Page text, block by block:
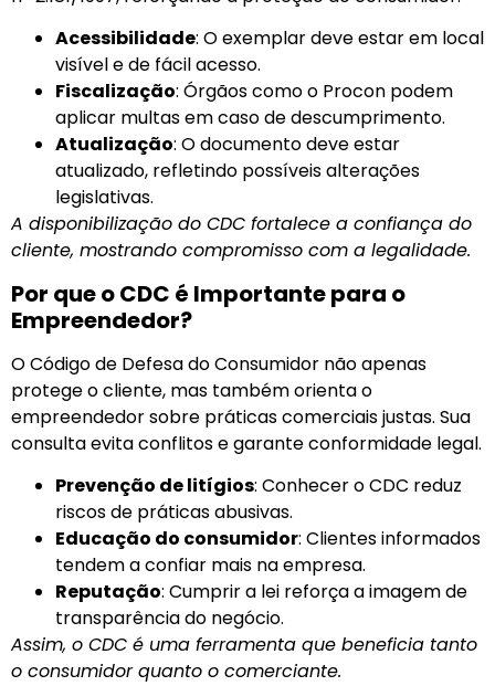
Acessibilidade: O exemplar deve estar em local
visível e de fácil acesso.
Fiscalização: Órgãos como o Procon podem
aplicar multas em caso de descumprimento.
Atualização: O documento deve estar
atualizado, refletindo possíveis alterações
legislativas.
A disponibilização do CDC fortalece a confiança do
cliente, mostrando compromisso com a legalidade.
Por que o CDC é Importante para o
Empreendedor?
O Código de Defesa do Consumidor não apenas
protege o cliente, mas também orienta o
empreendedor sobre práticas comerciais justas. Sua
consulta evita conflitos e garante conformidade legal.
Prevenção de litígios: Conhecer o CDC reduz
riscos de práticas abusivas.
Educação do consumidor: Clientes informados
tendem a confiar mais na empresa.
Reputação: Cumprir a lei reforça a imagem de
transparência do negócio.
Assim, o CDC é uma ferramenta que beneficia tanto
o consumidor quanto o comerciante.